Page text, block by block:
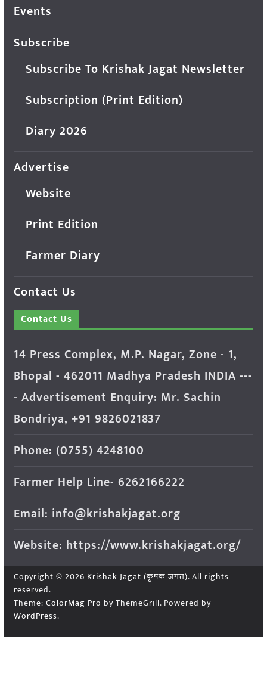
Events
Subscribe
Subscribe To Krishak Jagat Newsletter
Subscription (Print Edition)
Diary 2026
Advertise
Website
Print Edition
Farmer Diary
Contact Us
Contact Us
14 Press Complex, M.P. Nagar, Zone - 1,
Bhopal - 462011 Madhya Pradesh INDIA ---
- Advertisement Enquiry: Mr. Sachin
Bondriya, +91 9826021837
Phone: (0755) 4248100
Farmer Help Line- 6262166222
Email: info@krishakjagat.org
Website: https://www.krishakjagat.org/
Copyright © 2026 Krishak Jagat (कृषक जगत). All rights
reserved.
Theme: ColorMag Pro by ThemeGrill. Powered by
WordPress.